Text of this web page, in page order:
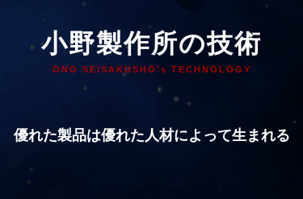
小野製作所の技術
ONO SEISAKUSHO's TECHNOLOGY
優れた製品は優れた人材によって生まれる